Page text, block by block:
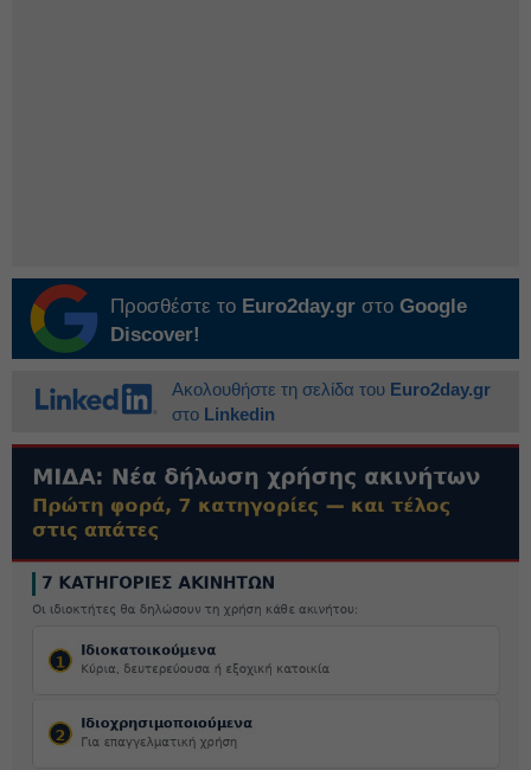
Προσθέστε το Euro2day.gr στο Google
Discover!
Ακολουθήστε τη σελίδα του Euro2day.gr
στο Linkedin